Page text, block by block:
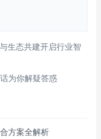
生态共建开启行业智
为你解疑答惑
方案全解析